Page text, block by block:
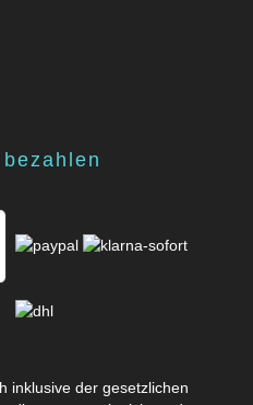
inklusive der gesetzlichen